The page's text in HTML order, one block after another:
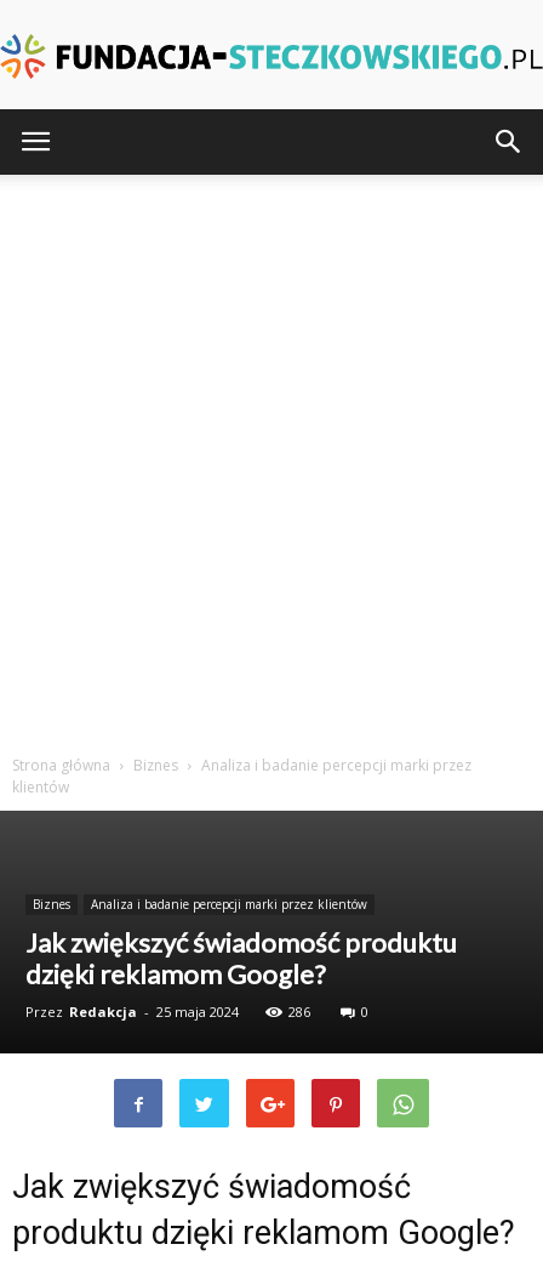
Strona główna Biznes
Analiza i badanie percepcji marki przez
klientów
Biznes Analiza i badanie percepcji marki przez klientów
Jak zwiększyć świadomość produktu
dzięki reklamom Google?
Przez Redakcja - 25 maja 2024 286 0
Jak zwiększyć świadomość
produktu dzięki reklamom Google?